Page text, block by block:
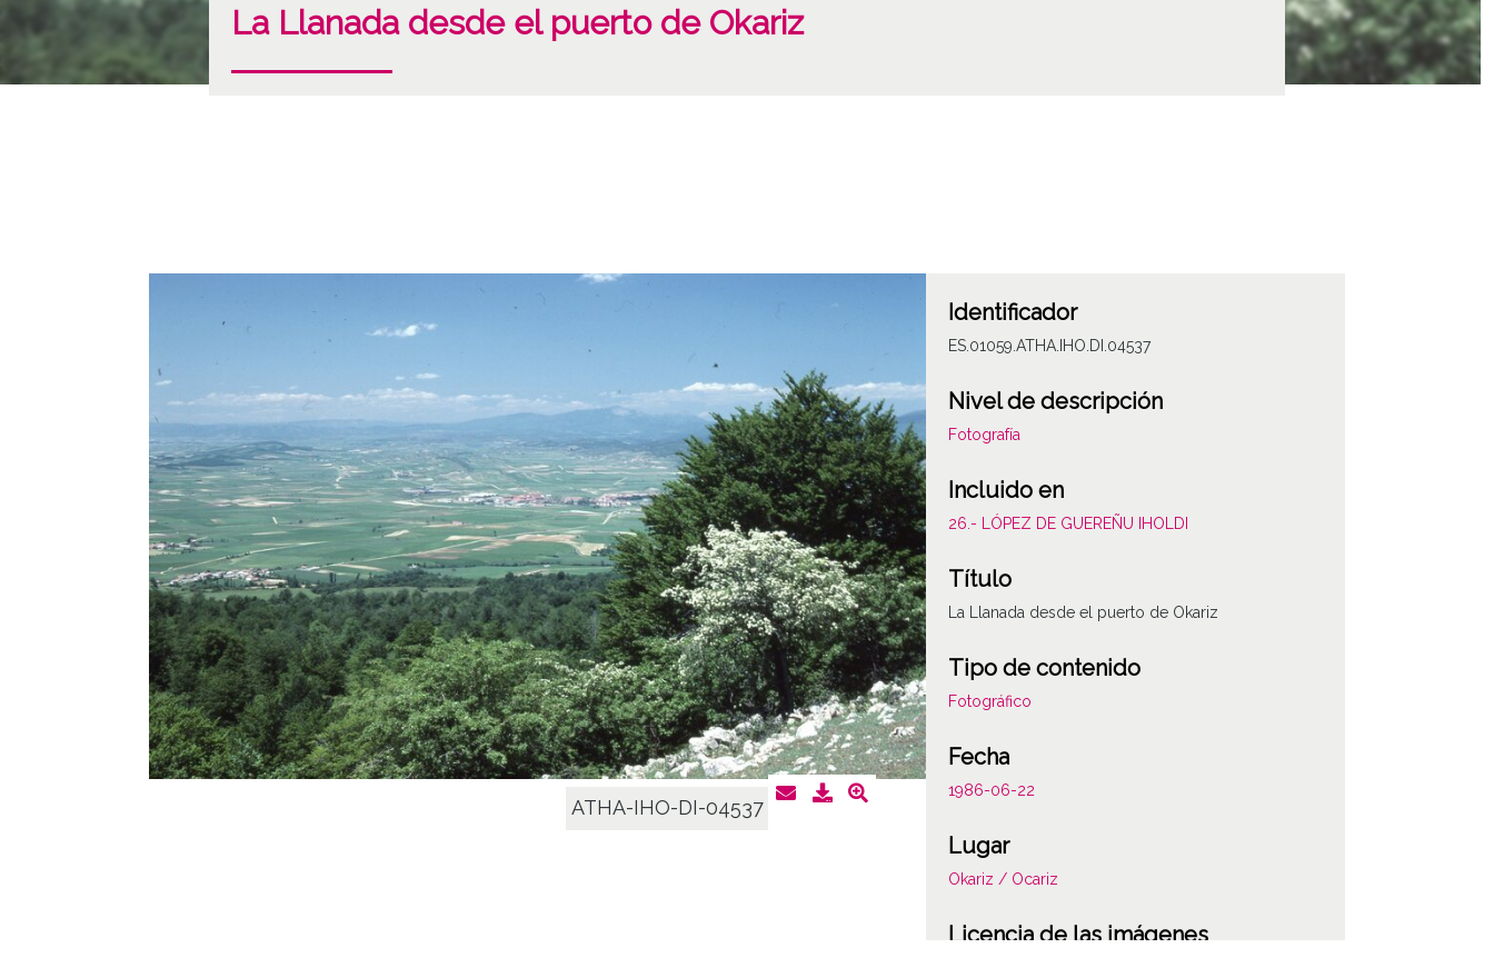
La Llanada desde el puerto de Okariz
ATHA-IHO-DI-04537
Identificador
ES.01059.ATHA.IHO.DI.04537
Nivel de descripción
Fotografía
Incluido en
26.- LÓPEZ DE GUEREÑU IHOLDI
Título
La Llanada desde el puerto de Okariz
Tipo de contenido
Fotográfico
Fecha
1986-06-22
Lugar
Okariz / Ocariz
Licencia de las imágenes